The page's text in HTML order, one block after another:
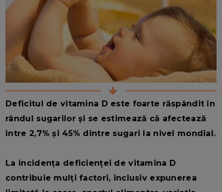
Deficitul de vitamina D este foarte răspândit în
rândul sugarilor și se estimează că afectează
între 2,7% și 45% dintre sugari la nivel mondial.
La incidența deficienței de vitamina D
contribuie mulți factori, inclusiv expunerea